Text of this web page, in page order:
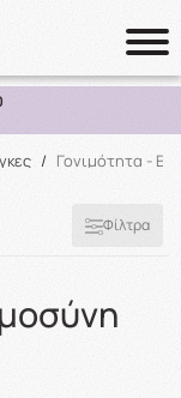
ΑΝΩ ΤΩΝ 70€ ΕΩΣ
/ Γονιμότητα -
Φίλτρα